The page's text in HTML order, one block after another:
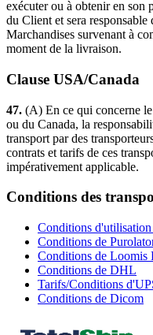
exécuter ou à obtenir en son
du Client et sera responsable
Marchandises survenant à
moment de la livraison.
Clause USA/Canada
47. (A) En ce qui concerne
ou du Canada, la
transport par des
contrats et tarifs de ces
impérativement applicable.
Conditions des
Conditions
Conditions de
Conditions de Loomis
Conditions de DHL
Tarifs/Conditions
Conditions de Dicom